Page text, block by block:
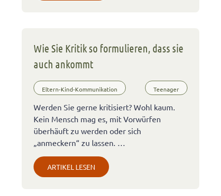
Wie Sie Kritik so formulieren, dass sie
auch ankommt
Eltern-Kind-Kommunikation Teenager
Werden Sie gerne kritisiert? Wohl kaum.
Kein Mensch mag es, mit Vorwürfen
überhäuft zu werden oder sich
„anmeckern“ zu lassen. …
ARTIKEL LESEN